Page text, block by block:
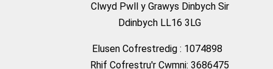
Clwyd Pwll y Grawys Dinbych Sir
Ddinbych LL16 3LG
Elusen Cofrestredig : 1074898
Rhif Cofrestru'r Cwmni: 3686475